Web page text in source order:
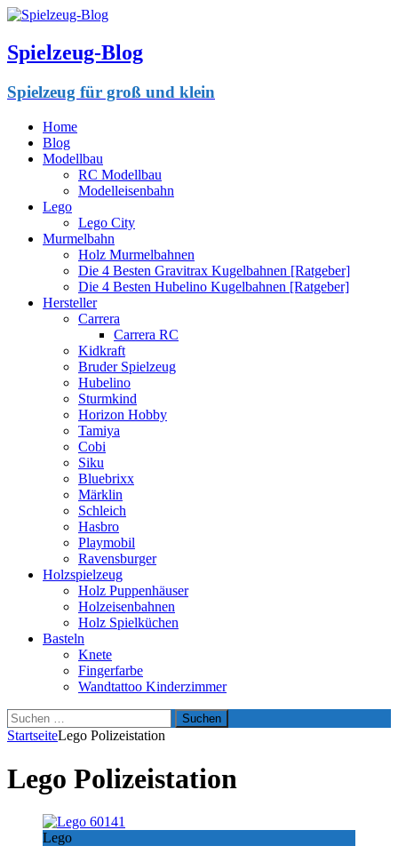
Spielzeug-Blog
Spielzeug für groß und klein
Home
Blog
Modellbau
RC Modellbau
Modelleisenbahn
Lego
Lego City
Murmelbahn
Holz Murmelbahnen
Die 4 Besten Gravitrax Kugelbahnen [Ratgeber]
Die 4 Besten Hubelino Kugelbahnen [Ratgeber]
Hersteller
Carrera
Carrera RC
Kidkraft
Bruder Spielzeug
Hubelino
Sturmkind
Horizon Hobby
Tamiya
Cobi
Siku
Bluebrixx
Märklin
Schleich
Hasbro
Playmobil
Ravensburger
Holzspielzeug
Holz Puppenhäuser
Holzeisenbahnen
Holz Spielküchen
Basteln
Knete
Fingerfarbe
Wandtattoo Kinderzimmer
Suchen
nach:
StartseiteLego Polizeistation
Lego Polizeistation
Lego